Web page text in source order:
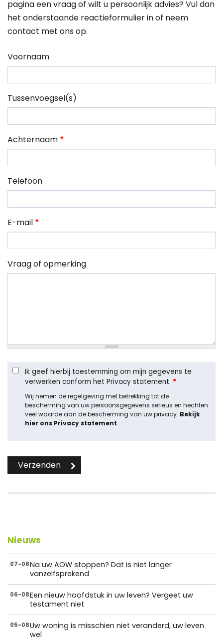
pagina een vraag of wilt u persoonlijk advies? Vul dan
het onderstaande reactieformulier in of neem
contact met ons op.
Voornaam
Tussenvoegsel(s)
Achternaam *
Telefoon
E-mail *
Vraag of opmerking
Ik geef hierbij toestemming om mijn gegevens te
verwerken conform het Privacy statement. *
Wij nemen de regelgeving met betrekking tot de
bescherming van uw persoonsgegevens serieus en hechten
veel waarde aan de bescherming van uw privacy. Bekijk
hier ons Privacy statement.
Nieuws
07-08Na uw AOW stoppen? Dat is niet langer
vanzelfsprekend
06-08Een nieuw hoofdstuk in uw leven? Vergeet uw
testament niet
05-08Uw woning is misschien niet veranderd, uw leven
wel